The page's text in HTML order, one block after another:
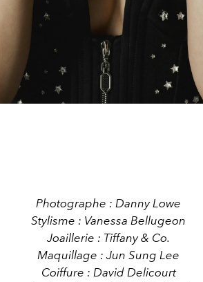
Photographe : Danny Lowe
Stylisme : Vanessa Bellugeon
Joaillerie : Tiffany & Co.
Maquillage : Jun Sung Lee
Coiffure : David Delicourt